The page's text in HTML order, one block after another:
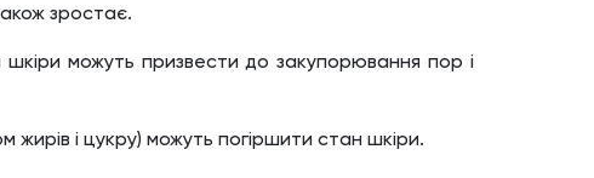
зростає.
можуть призвести до закупорювання пор і
жирів і цукру) можуть погіршити стан шкіри.